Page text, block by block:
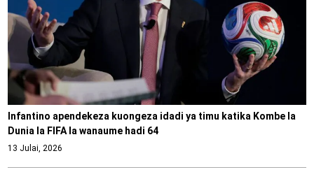
Infantino apendekeza kuongeza idadi ya timu katika Kombe la
Dunia la FIFA la wanaume hadi 64
13 Julai, 2026